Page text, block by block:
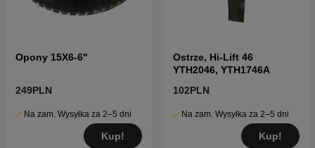
Opony 15X6-6"
249PLN
Na zam. Wysyłka za 2–5 dni
Kup!
Ostrze, Hi-Lift 46
YTH2046, YTH1746A
102PLN
Na zam. Wysyłka za 2–5 dni
Kup!